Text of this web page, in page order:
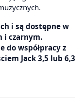
i są dostępne w
i czarnym.
do współpracy z
Jack 3,5 lub 6,3